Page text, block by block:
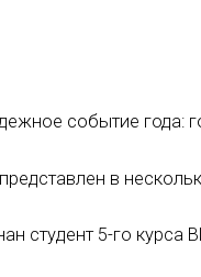
событие года:
в
студент 5-го курса